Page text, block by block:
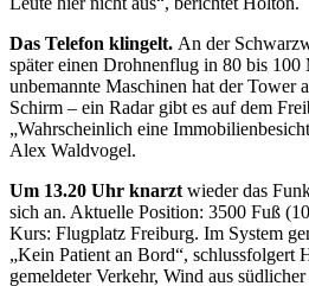
Das Telefon klingelt. An der
später einen Drohnenflug in 80 bis 100
unbemannte Maschinen hat der Tower
Schirm – ein Radar gibt es auf dem
„Wahrscheinlich eine
Alex Waldvogel.
Um 13.20 Uhr knarzt wieder das
sich an. Aktuelle Position: 3500 Fuß
Kurs: Flugplatz Freiburg. Im System
„Kein Patient an Bord“, schlussfolgert
gemeldeter Verkehr, Wind aus